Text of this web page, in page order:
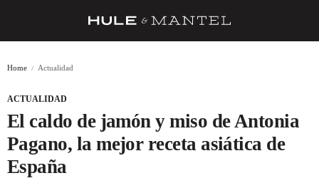
BARRAS Y ESTRELLAS
DÓNDE COMER
Home Actualidad
ACTUALIDAD
El caldo de jamón y miso de Antonia
Pagano, la mejor receta asiática de
España